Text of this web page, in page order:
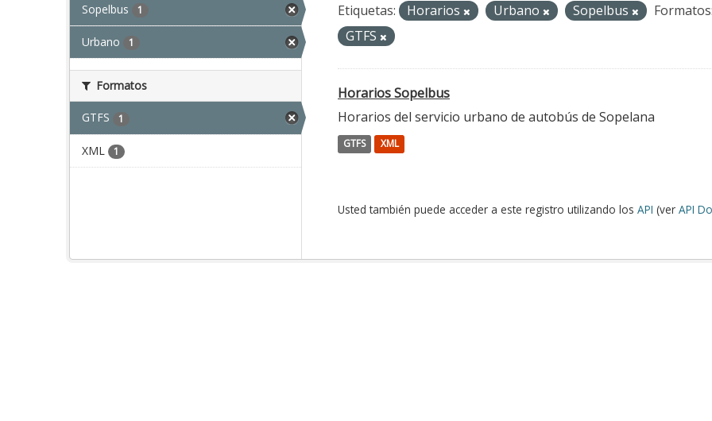
Sopelbus 1
Urbano 1
Formatos
GTFS 1
XML 1
Etiquetas: Horarios Urbano Sopelbus
Formatos:
GTFS
Horarios Sopelbus
Horarios del servicio urbano de autobús de Sopelana
GTFS XML
Usted también puede acceder a este registro utilizando los API (ver API